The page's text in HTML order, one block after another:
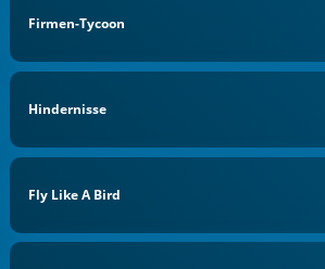
Firmen-Tycoon
Hindernisse
Fly Like A Bird